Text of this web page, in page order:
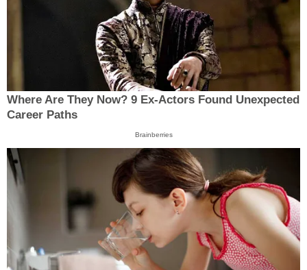
Where Are They Now? 9 Ex-Actors Found Unexpected
Career Paths
Brainberries